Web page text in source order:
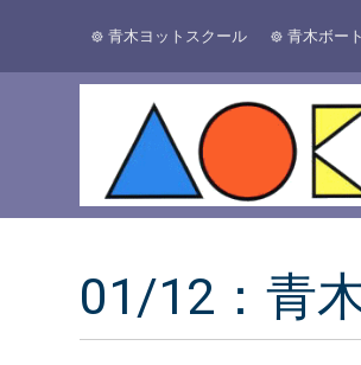
青木ヨットスクール 青木ボー
01/12：青